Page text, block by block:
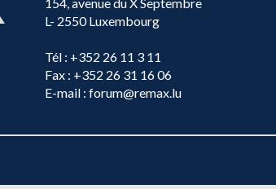
L- 2550 Luxembourg
Tél : +352 26 11 3 11
Fax : +352 26 31 16 06
E-mail : forum@remax.lu